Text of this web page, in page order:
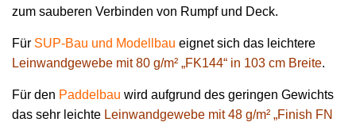
zum sauberen Verbinden von Rumpf und Deck.
Für SUP-Bau und Modellbau eignet sich das leichtere
Leinwandgewebe mit 80 g/m² „FK144“ in 103 cm Breite.
Für den Paddelbau wird aufgrund des geringen Gewichts
das sehr leichte Leinwandgewebe mit 48 g/m² „Finish FN